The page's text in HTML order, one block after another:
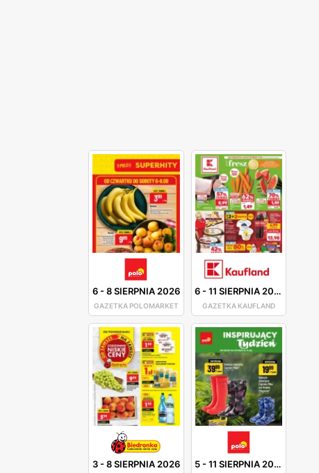
6-8 SIERPNIA 2026
GAZETKA POLOMARKET
6-11 SIERPNIA 2026
GAZETKA KAUFLAND
3-8 SIERPNIA 2026 5-11 SIERPNIA 2026